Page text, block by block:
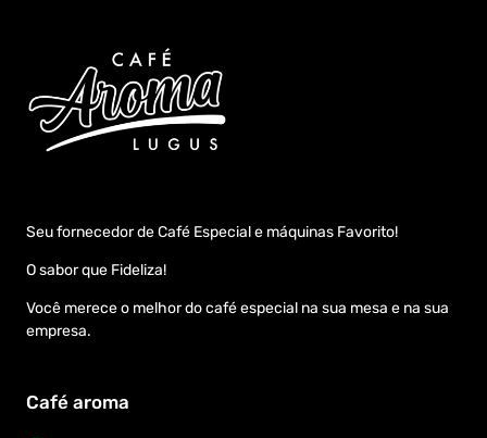
Seu fornecedor de Café Especial e máquinas Favorito!
O sabor que Fideliza!
Você merece o melhor do café especial na sua mesa e na sua
empresa.
Café aroma